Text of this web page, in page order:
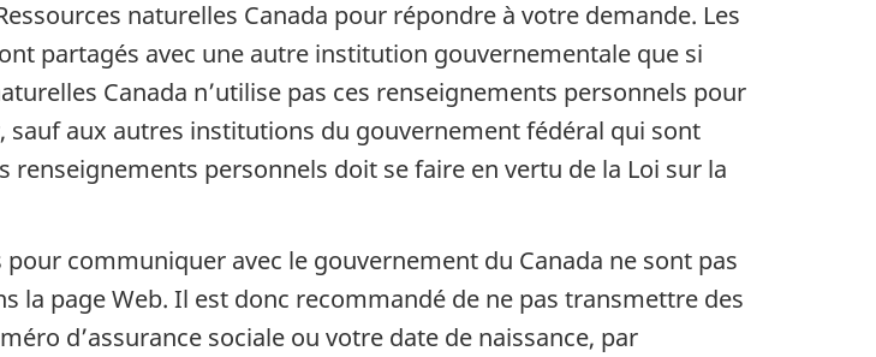
naturelles Canada pour répondre à votre demande. Les
partagés avec une autre institution gouvernementale que si
Canada n’utilise pas ces renseignements personnels pour
aux autres institutions du gouvernement fédéral qui sont
personnels doit se faire en vertu de la Loi sur la
communiquer avec le gouvernement du Canada ne sont pas
la page Web. Il est donc recommandé de ne pas transmettre des
d’assurance sociale ou votre date de naissance, par